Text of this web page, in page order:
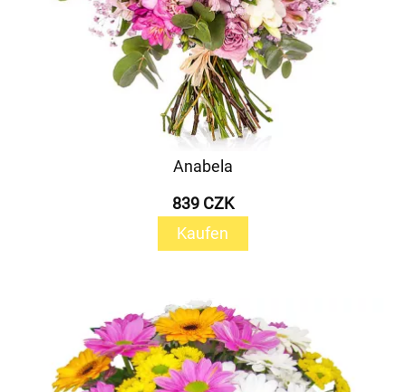
Anabela
839 CZK
Kaufen